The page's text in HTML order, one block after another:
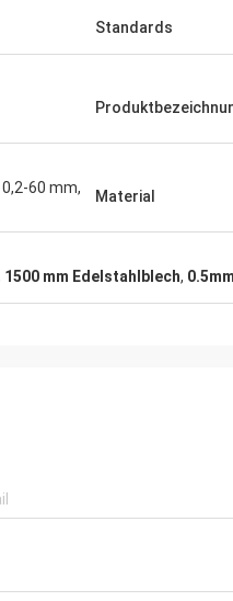
Standards
60 mm,
Material
1500 mm Edelstahlblech,